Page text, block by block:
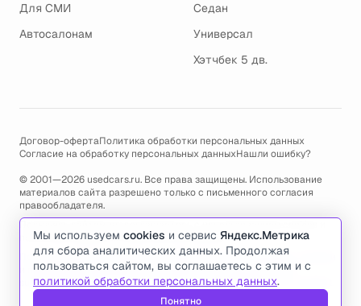
Для СМИ
Автосалонам
Седан
Универсал
Хэтчбек 5 дв.
Договор-офертаПолитика обработки персональных данных
Согласие на обработку персональных данныхНашли ошибку?
© 2001—2026 usedcars.ru. Все права защищены. Использование
материалов сайта разрешено только с письменного согласия
правообладателя.
Пользуясь сайтом, вы соглашаетесь с использованием cookies и
политикой обработки персональных данных.
По всем вопросам связанным с работой сайта, ошибками, глюками
и проблемами обращайтесь по адресу электронной почты
support@usedcars.ruили пишите в телеграм@usedcarsru_support
Мы используем cookies и сервис Яндекс.Метрика
для сбора аналитических данных. Продолжая
пользоваться сайтом, вы соглашаетесь с этим и с
политикой обработки персональных данных.
Понятно